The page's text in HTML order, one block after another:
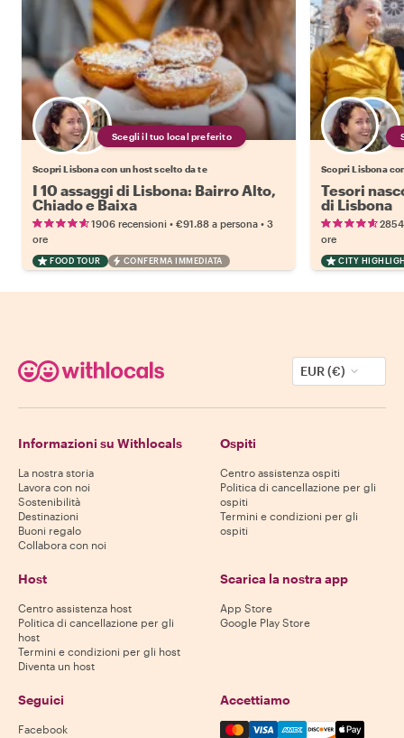
Scegli il tuo local preferito
Scopri Lisbona con un host scelto da te
I 10 assaggi di Lisbona: Bairro Alto,
Chiado e Baixa
1906 recensioni • €91.88 a persona • 3
ore
FOOD TOUR CONFERMA IMMEDIATA
Scopri Lisbona
Tesori
di Lisbona
ore
CITY
EUR (€)
Informazioni su Withlocals
La nostra storia
Lavora con noi
Sostenibilità
Destinazioni
Buoni regalo
Collabora con noi
Ospiti
Centro assistenza ospiti
Politica di cancellazione per gli
ospiti
Termini e condizioni per gli
ospiti
Host
Centro assistenza host
Politica di cancellazione per gli
host
Termini e condizioni per gli host
Diventa un host
Scarica la nostra app
App Store
Google Play Store
Seguici
Facebook
Accettiamo
Mastercard, Visa, Amex,